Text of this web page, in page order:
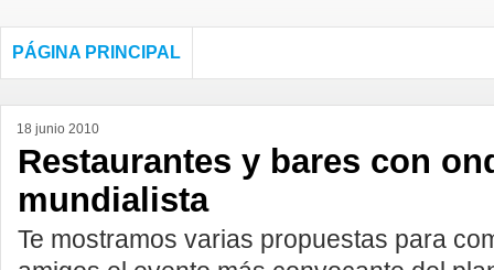
PÁGINA PRINCIPAL
18 junio 2010
Restaurantes y bares con
mundialista
Te mostramos varias propuestas para